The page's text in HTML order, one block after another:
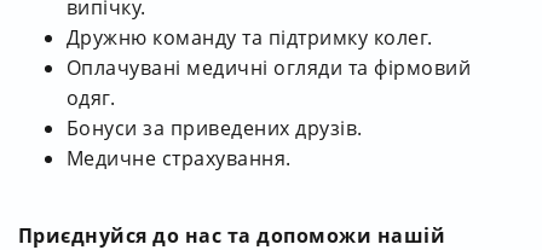
випічку.
Дружню команду та підтримку колег.
Оплачувані медичні огляди та фірмовий
одяг.
Бонуси за приведених друзів.
Медичне страхування.
Приєднуйся до нас та допоможи нашій